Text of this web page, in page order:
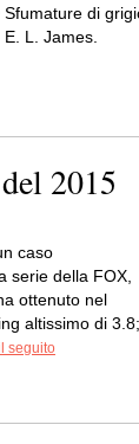
di
L. James.
2015
caso
serie della FOX,
ottenuto nel
altissimo di 3.8;
seguito